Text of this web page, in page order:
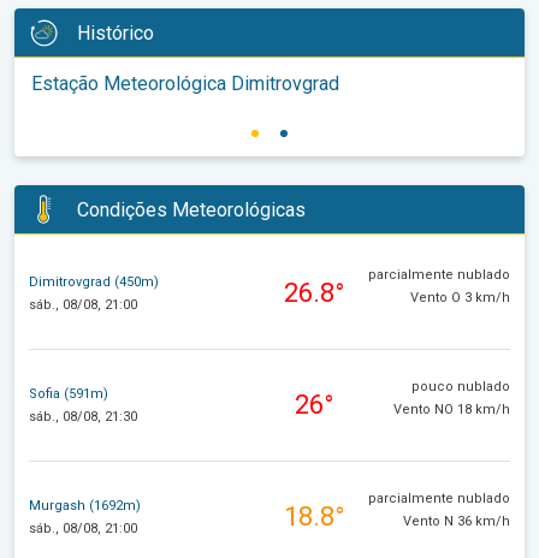
Histórico
Estação Meteorológica Dimitrovgrad
Condições Meteorológicas
Dimitrovgrad (450m)
sáb., 08/08, 21:00
26.8°
parcialmente nublado
Vento O 3 km/h
Sofia (591m)
sáb., 08/08, 21:30
26°
pouco nublado
Vento NO 18 km/h
Murgash (1692m)
sáb., 08/08, 21:00
18.8°
parcialmente nublado
Vento N 36 km/h